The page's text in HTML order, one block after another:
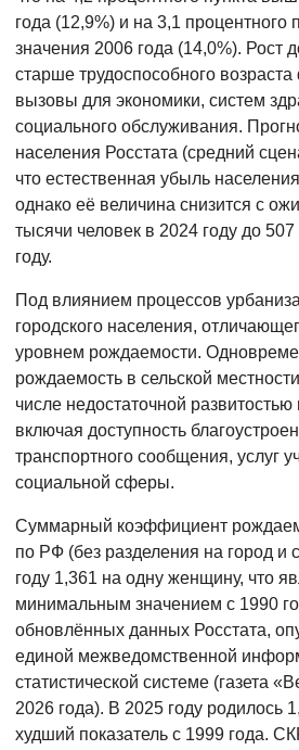
года (12,9%) и на 3,1 процентного
значения 2006 года (14,0%). Рост
старше трудоспособного
вызовы для экономики, систем
социального обслуживания.
населения Росстата (средний
что естественная убыль
однако её величина снизится с
тысячи человек в 2024 году до
году.
Под влиянием процессов
городского населения,
уровнем рождаемости.
рождаемость в сельской
числе недостаточной
включая доступность
транспортного сообщения, услуг
социальной сферы.
Суммарный коэффициент
по РФ (без разделения на город и
году 1,361 на одну женщину, что
минимальным значением с 1990
обновлённых данных Росстата,
единой межведомственной
статистической системе (газета
2026 года). В 2025 году родилось
худший показатель с 1999 года.